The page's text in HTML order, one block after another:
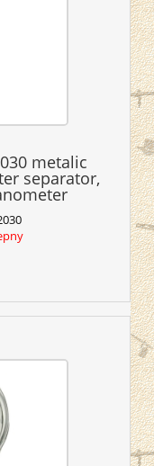
metalic
separator,